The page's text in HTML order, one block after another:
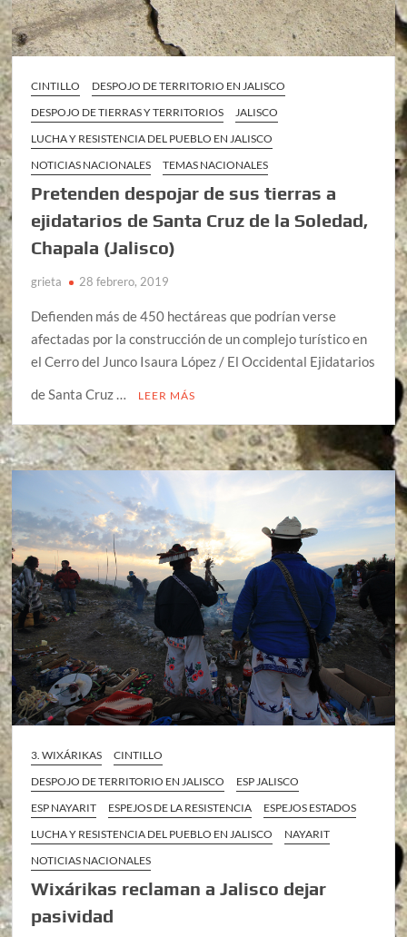
CINTILLO
DESPOJO DE TERRITORIO EN JALISCO
DESPOJO DE TIERRAS Y TERRITORIOS
JALISCO
LUCHA Y RESISTENCIA DEL PUEBLO EN JALISCO
NOTICIAS NACIONALES
TEMAS NACIONALES
Pretenden despojar de sus tierras a
ejidatarios de Santa Cruz de la Soledad,
Chapala (Jalisco)
grieta 28 febrero, 2019
Defienden más de 450 hectáreas que podrían verse
afectadas por la construcción de un complejo turístico en
el Cerro del Junco Isaura López / El Occidental Ejidatarios
de Santa Cruz …
LEER MÁS
3. WIXÁRIKAS
CINTILLO
DESPOJO DE TERRITORIO EN JALISCO
ESP JALISCO
ESP NAYARIT
ESPEJOS DE LA RESISTENCIA
ESPEJOS ESTADOS
LUCHA Y RESISTENCIA DEL PUEBLO EN JALISCO
NAYARIT
NOTICIAS NACIONALES
Wixárikas reclaman a Jalisco dejar
pasividad